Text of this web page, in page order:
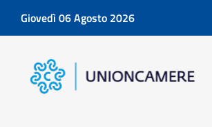
Giovedì 06 Agosto 2026